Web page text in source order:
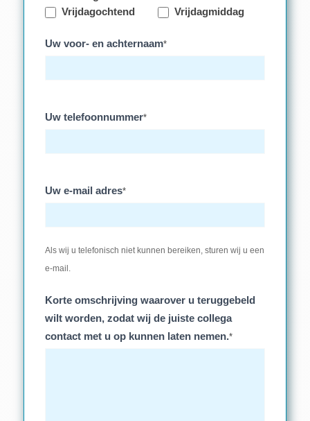
Vrijdagochtend
Vrijdagmiddag
Uw voor- en achternaam*
Uw telefoonnummer*
Uw e-mail adres*
Als wij u telefonisch niet kunnen bereiken, sturen wij u een
e-mail.
Korte omschrijving waarover u teruggebeld
wilt worden, zodat wij de juiste collega
contact met u op kunnen laten nemen.*